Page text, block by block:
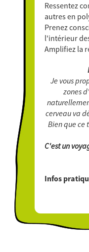
Ressentez
autres en
Prenez
l'intérieur
Amplifiez la
Je vous
zones
cerveau va
Bien que ce
C'est un
Infos